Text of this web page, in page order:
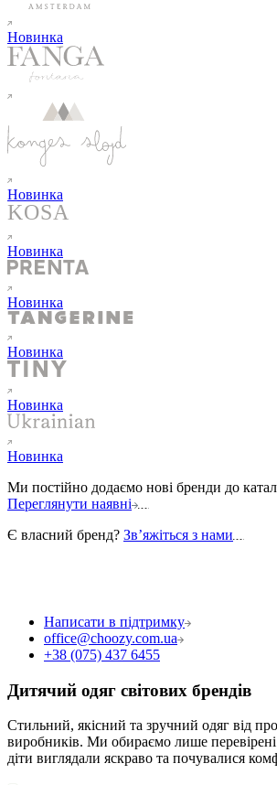
Новинка
Новинка
Новинка
Новинка
Новинка
Новинка
Новинка
Ми постійно додаємо нові бренди до
Переглянути наявні
Є власний бренд? Звʼяжіться з нами
Написати в підтримку
office@choozy.com.ua
+38 (075) 437 6455
Дитячий одяг світових брендів
Стильний, якісний та зручний одяг від
виробників. Ми обираємо лише
діти виглядали яскраво та почувалися